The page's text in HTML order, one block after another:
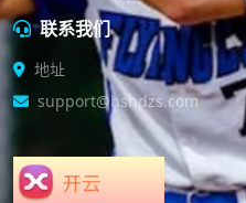
联系我们
地址
support@hshdzs.com